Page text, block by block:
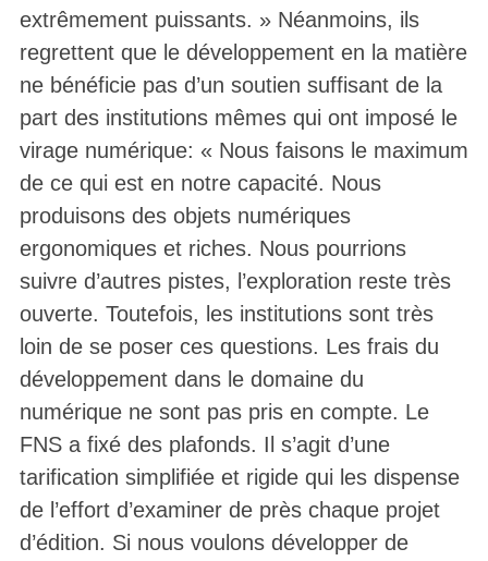
extrêmement puissants. » Néanmoins, ils
regrettent que le développement en la matière
ne bénéficie pas d’un soutien suffisant de la
part des institutions mêmes qui ont imposé le
virage numérique: « Nous faisons le maximum
de ce qui est en notre capacité. Nous
produisons des objets numériques
ergonomiques et riches. Nous pourrions
suivre d’autres pistes, l’exploration reste très
ouverte. Toutefois, les institutions sont très
loin de se poser ces questions. Les frais du
développement dans le domaine du
numérique ne sont pas pris en compte. Le
FNS a fixé des plafonds. Il s’agit d’une
tarification simplifiée et rigide qui les dispense
de l’effort d’examiner de près chaque projet
d’édition. Si nous voulons développer de